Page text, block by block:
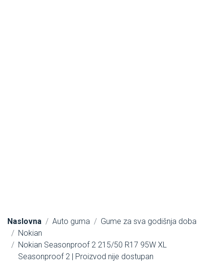
Naslovna Auto guma
Gume za sva godišnja doba
Nokian
Nokian Seasonproof 2 215/50 R17 95W XL
Seasonproof 2 | Proizvod nije dostupan